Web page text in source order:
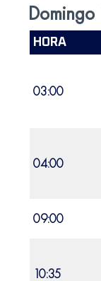
HORA
03:00
04:00
09:00
10:35